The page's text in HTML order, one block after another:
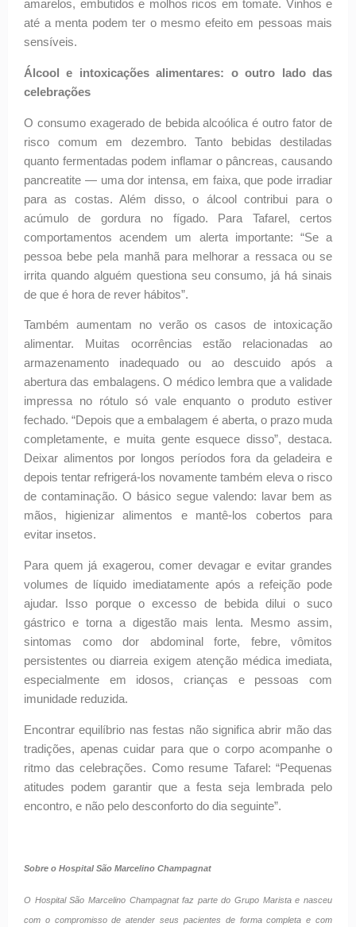
amarelos, embutidos e molhos ricos em tomate. Vinhos e
até a menta podem ter o mesmo efeito em pessoas mais
sensíveis.
Álcool e intoxicações alimentares: o outro lado das
celebrações
O consumo exagerado de bebida alcoólica é outro fator de
risco comum em dezembro. Tanto bebidas destiladas
quanto fermentadas podem inflamar o pâncreas, causando
pancreatite — uma dor intensa, em faixa, que pode irradiar
para as costas. Além disso, o álcool contribui para o
acúmulo de gordura no fígado. Para Tafarel, certos
comportamentos acendem um alerta importante: “Se a
pessoa bebe pela manhã para melhorar a ressaca ou se
irrita quando alguém questiona seu consumo, já há sinais
de que é hora de rever hábitos”.
Também aumentam no verão os casos de intoxicação
alimentar. Muitas ocorrências estão relacionadas ao
armazenamento inadequado ou ao descuido após a
abertura das embalagens. O médico lembra que a validade
impressa no rótulo só vale enquanto o produto estiver
fechado. “Depois que a embalagem é aberta, o prazo muda
completamente, e muita gente esquece disso”, destaca.
Deixar alimentos por longos períodos fora da geladeira e
depois tentar refrigerá-los novamente também eleva o risco
de contaminação. O básico segue valendo: lavar bem as
mãos, higienizar alimentos e mantê-los cobertos para
evitar insetos.
Para quem já exagerou, comer devagar e evitar grandes
volumes de líquido imediatamente após a refeição pode
ajudar. Isso porque o excesso de bebida dilui o suco
gástrico e torna a digestão mais lenta. Mesmo assim,
sintomas como dor abdominal forte, febre, vômitos
persistentes ou diarreia exigem atenção médica imediata,
especialmente em idosos, crianças e pessoas com
imunidade reduzida.
Encontrar equilíbrio nas festas não significa abrir mão das
tradições, apenas cuidar para que o corpo acompanhe o
ritmo das celebrações. Como resume Tafarel: “Pequenas
atitudes podem garantir que a festa seja lembrada pelo
encontro, e não pelo desconforto do dia seguinte”.
Sobre o Hospital São Marcelino Champagnat
O Hospital São Marcelino Champagnat faz parte do Grupo Marista e nasceu
com o compromisso de atender seus pacientes de forma completa e com